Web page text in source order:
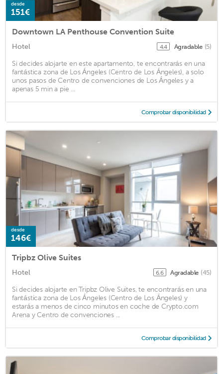
desde
151€
Downtown LA Penthouse Convention Suite
Hotel 4.4 Agradable (5)
Si decides alojarte en este apartamento, te encontrarás en una
fantástica zona de Los Ángeles (Centro de Los Ángeles), a solo
unos pasos de Centro de convenciones de Los Ángeles y a
apenas 5 min a pie ...
Comprobar disponibilidad
desde
146€
Tripbz Olive Suites
Hotel 6.6 Agradable (45)
Si decides alojarte en Tripbz Olive Suites, te encontrarás en una
fantástica zona de Los Ángeles (Centro de Los Ángeles) y
estarás a menos de cinco minutos en coche de Crypto.com
Arena y Centro de convenciones ...
Comprobar disponibilidad